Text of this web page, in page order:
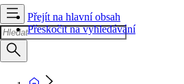
Přejít na hlavní obsah
Přeskočit na vyhledávání